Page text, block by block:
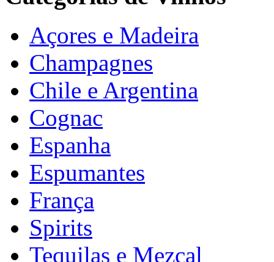
Açores e Madeira
Champagnes
Chile e Argentina
Cognac
Espanha
Espumantes
França
Spirits
Tequilas e Mezcal